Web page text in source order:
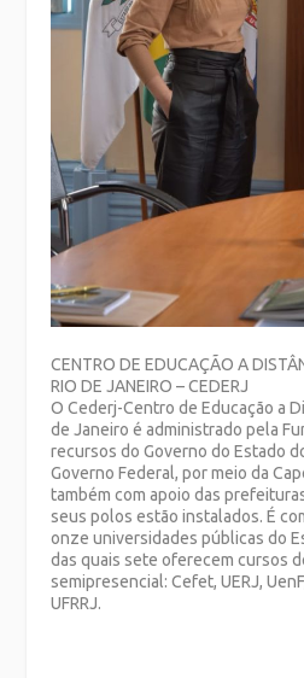
CENTRO DE EDUCAÇÃO A
RIO DE JANEIRO – CEDERJ
O Cederj-Centro de Educação a
de Janeiro é administrado pela
recursos do Governo do Estado
Governo Federal, por meio da
também com apoio das
seus polos estão instalados. É
onze universidades públicas do
das quais sete oferecem cursos
semipresencial: Cefet, UERJ,
UFRRJ.